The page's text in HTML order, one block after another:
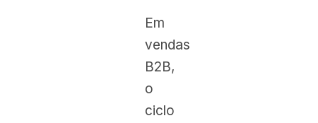
Em
vendas
B2B,
o
ciclo